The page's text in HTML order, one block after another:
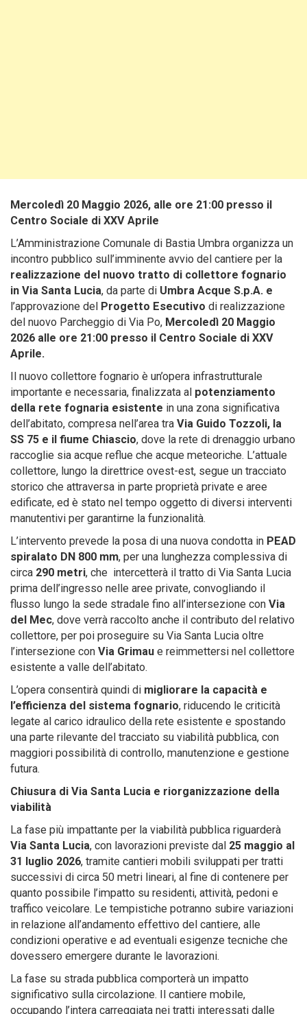
Mercoledì 20 Maggio 2026, alle ore 21:00 presso il
Centro Sociale di XXV Aprile
L’Amministrazione Comunale di Bastia Umbra organizza un
incontro pubblico sull’imminente avvio del cantiere per la
realizzazione del nuovo tratto di collettore fognario
in Via Santa Lucia, da parte di Umbra Acque S.p.A. e
l’approvazione del Progetto Esecutivo di realizzazione
del nuovo Parcheggio di Via Po, Mercoledì 20 Maggio
2026 alle ore 21:00 presso il Centro Sociale di XXV
Aprile.
Il nuovo collettore fognario è un’opera infrastrutturale
importante e necessaria, finalizzata al potenziamento
della rete fognaria esistente in una zona significativa
dell’abitato, compresa nell’area tra Via Guido Tozzoli, la
SS 75 e il fiume Chiascio, dove la rete di drenaggio urbano
raccoglie sia acque reflue che acque meteoriche. L’attuale
collettore, lungo la direttrice ovest-est, segue un tracciato
storico che attraversa in parte proprietà private e aree
edificate, ed è stato nel tempo oggetto di diversi interventi
manutentivi per garantirne la funzionalità.
L’intervento prevede la posa di una nuova condotta in PEAD
spiralato DN 800 mm, per una lunghezza complessiva di
circa 290 metri, che intercetterà il tratto di Via Santa Lucia
prima dell’ingresso nelle aree private, convogliando il
flusso lungo la sede stradale fino all’intersezione con Via
del Mec, dove verrà raccolto anche il contributo del relativo
collettore, per poi proseguire su Via Santa Lucia oltre
l’intersezione con Via Grimau e reimmettersi nel collettore
esistente a valle dell’abitato.
L’opera consentirà quindi di migliorare la capacità e
l’efficienza del sistema fognario, riducendo le criticità
legate al carico idraulico della rete esistente e spostando
una parte rilevante del tracciato su viabilità pubblica, con
maggiori possibilità di controllo, manutenzione e gestione
futura.
Chiusura di Via Santa Lucia e riorganizzazione della
viabilità
La fase più impattante per la viabilità pubblica riguarderà
Via Santa Lucia, con lavorazioni previste dal 25 maggio al
31 luglio 2026, tramite cantieri mobili sviluppati per tratti
successivi di circa 50 metri lineari, al fine di contenere per
quanto possibile l’impatto su residenti, attività, pedoni e
traffico veicolare. Le tempistiche potranno subire variazioni
in relazione all’andamento effettivo del cantiere, alle
condizioni operative e ad eventuali esigenze tecniche che
dovessero emergere durante le lavorazioni.
La fase su strada pubblica comporterà un impatto
significativo sulla circolazione. Il cantiere mobile,
occupando l’intera carreggiata nei tratti interessati dalle